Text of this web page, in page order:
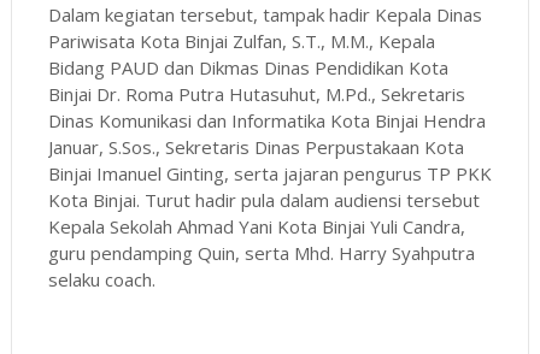
Dalam kegiatan tersebut, tampak hadir Kepala Dinas
Pariwisata Kota Binjai Zulfan, S.T., M.M., Kepala
Bidang PAUD dan Dikmas Dinas Pendidikan Kota
Binjai Dr. Roma Putra Hutasuhut, M.Pd., Sekretaris
Dinas Komunikasi dan Informatika Kota Binjai Hendra
Januar, S.Sos., Sekretaris Dinas Perpustakaan Kota
Binjai Imanuel Ginting, serta jajaran pengurus TP PKK
Kota Binjai. Turut hadir pula dalam audiensi tersebut
Kepala Sekolah Ahmad Yani Kota Binjai Yuli Candra,
guru pendamping Quin, serta Mhd. Harry Syahputra
selaku coach.